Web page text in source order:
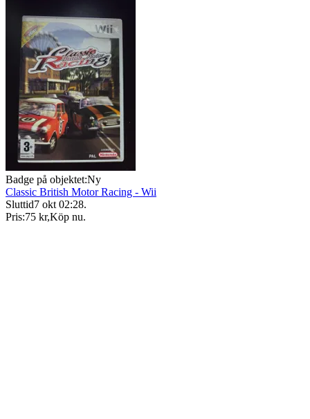
Badge på objektet:Ny
Classic British Motor Racing - Wii
Sluttid7 okt 02:28.
Pris:75 kr,Köp nu.